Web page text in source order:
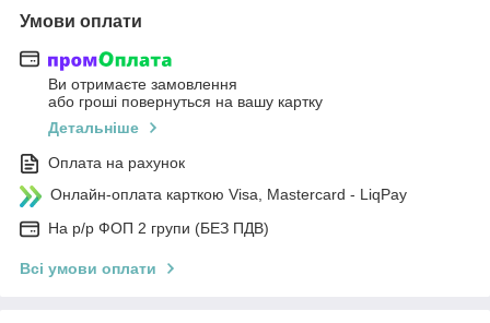
Умови оплати
Ви отримаєте замовлення
або гроші повернуться на вашу картку
Детальніше
Оплата на рахунок
Онлайн-оплата карткою Visa, Mastercard - LiqPay
На р/р ФОП 2 групи (БЕЗ ПДВ)
Всі умови оплати